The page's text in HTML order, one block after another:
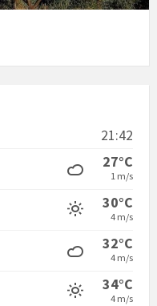
21:42
27°C
1 m/s
30°C
4 m/s
32°C
4 m/s
34°C
4 m/s